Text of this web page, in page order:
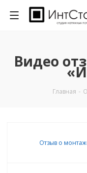
Видео
Главная -
Отзыв о